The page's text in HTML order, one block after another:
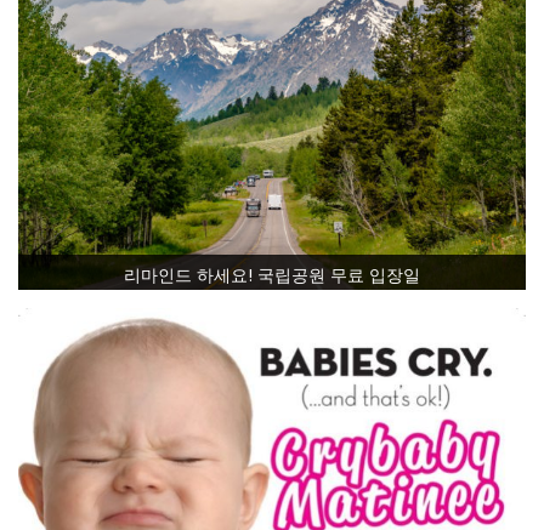
리마인드 하세요! 국립공원 무료 입장일